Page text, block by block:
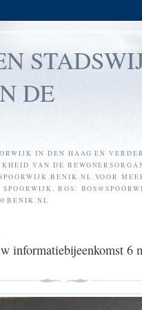
DE
IN DEN HAAG EN
VAN DE
VOOR
BOS:
informatiebijeenkomst 6